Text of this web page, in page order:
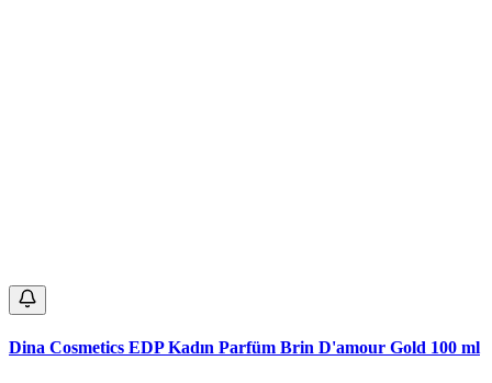
Dina Cosmetics EDP Kadın Parfüm Brin D'amour Gold 100 ml